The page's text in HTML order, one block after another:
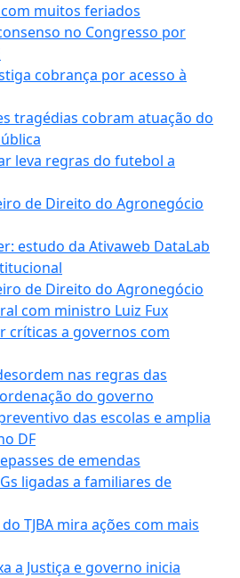
muitos feriados
no Congresso por
cobrança por acesso à
tragédias cobram atuação do
leva regras do futebol a
de Direito do Agronegócio
estudo da Ativaweb DataLab
de Direito do Agronegócio
com ministro Luiz Fux
críticas a governos com
nas regras das
do governo
das escolas e amplia
DF
de emendas
ligadas a familiares de
TJBA mira ações com mais
a Justiça e governo inicia